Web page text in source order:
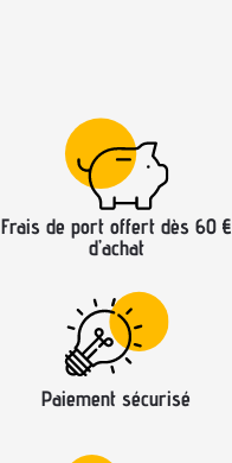
Frais de port offert dès 60 €
d’achat
Paiement sécurisé